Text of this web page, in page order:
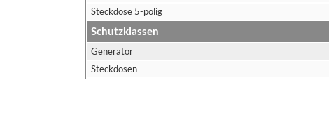
Steckdose 5-polig
Schutzklassen
Generator
Steckdosen